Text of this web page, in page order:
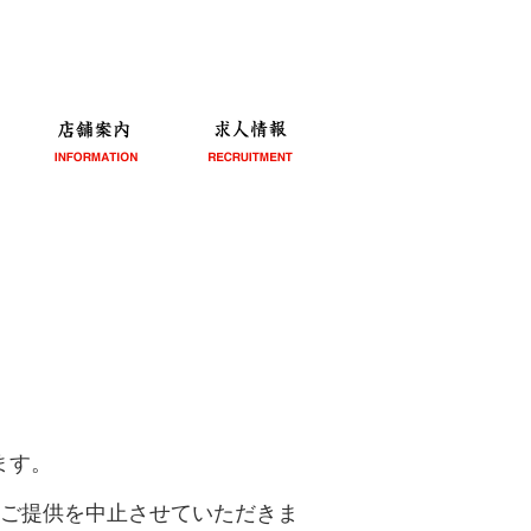
。
提供を中止させていただきま